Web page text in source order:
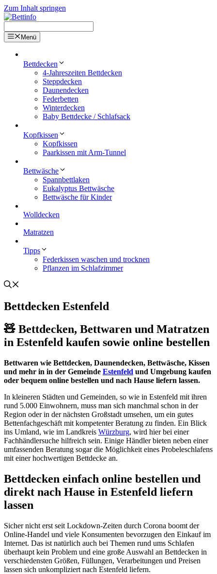
Zum Inhalt springen
Menü
Bettdecken
4-Jahreszeiten Bettdecken
Steppdecken
Daunendecken
Federbetten
Winterdecken
Baby Bettdecke / Schlafsack
Kopfkissen
Kopfkissen
Paarkissen mit Arm-Tunnel
Bettwäsche
Spannbettlaken
Eukalyptus Bettwäsche
Bettwäsche für Kinder
Wolldecken
Matratzen
Tipps
Federkissen waschen und trocknen
Pflanzen im Schlafzimmer
Bettdecken Estenfeld
🧸 Bettdecken, Bettwaren und Matratzen
in Estenfeld kaufen sowie online bestellen
Bettwaren wie Bettdecken, Daunendecken, Bettwäsche, Kissen
und mehr in in der Gemeinde Estenfeld und Umgebung kaufen
oder bequem online bestellen und nach Hause liefern lassen.
In kleineren Städten und Gemeinden, so wie in Estenfeld mit ihren
rund 5.000 Einwohnern, muss man sich manchmal schon in der
Region oder in der nächsten Großstadt umsehen, um ein gutes
Bettenfachgeschäft mit kompetenter Beratung zu finden. Ein Blick
ins Umland, wie im Landkreis Würzburg, wird hier bei einer
Fachhändlersuche hilfreich sein. Einige Händler bieten neben einer
umfassenden Beratung sogar die Möglichkeit eines Probeleschlafens
mit einer hochwertigen Bettdecke an.
Bettdecken einfach online bestellen und
direkt nach Hause in Estenfeld liefern
lassen
Sicher nicht erst seit Lockdown-Zeiten durch Corona boomt der
Online-Handel und viele Konsumenten bevorzugen den Einkauf im
Internet. Das ist natürlich auch bei Themen rund ums Schlafen
überhaupt kein Problem und eine große Auswahl an Bettdecken in
verschiedensten Größen, Füllungen, Verarbeitungen und Preisen
lassen sich unkompliziert nach Estenfeld liefern.